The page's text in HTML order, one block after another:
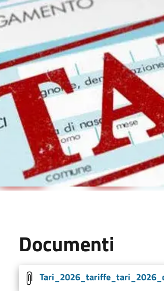
Documenti